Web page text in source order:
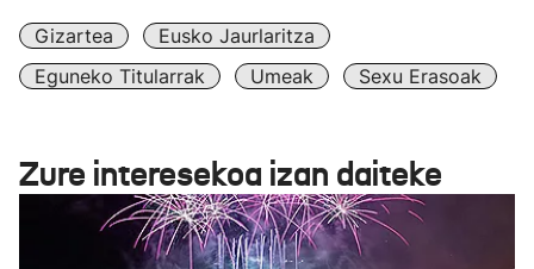
Gizartea
Eusko Jaurlaritza
Eguneko Titularrak
Umeak Sexu Erasoak
Zure interesekoa izan daiteke